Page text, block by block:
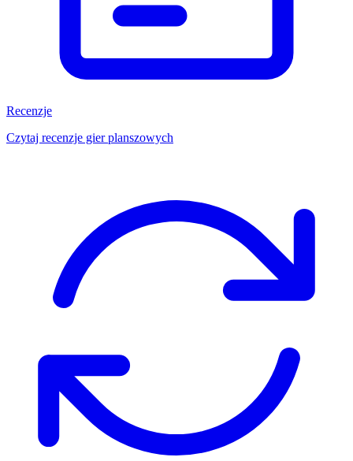
Recenzje
Czytaj recenzje gier planszowych